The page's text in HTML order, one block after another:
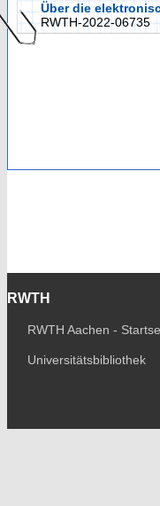
Über die
RWTH-2022-06735
RWTH
RWTH Aachen -
Universitätsbibliothek